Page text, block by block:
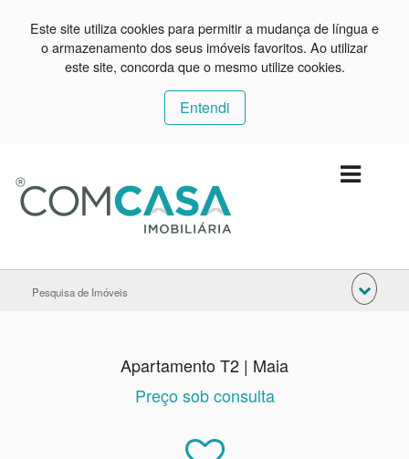
Este site utiliza cookies para permitir a mudança de língua e
o armazenamento dos seus imóveis favoritos. Ao utilizar
este site, concorda que o mesmo utilize cookies.
Entendi
Pesquisa de Imóveis
Apartamento T2 | Maia
Preço sob consulta